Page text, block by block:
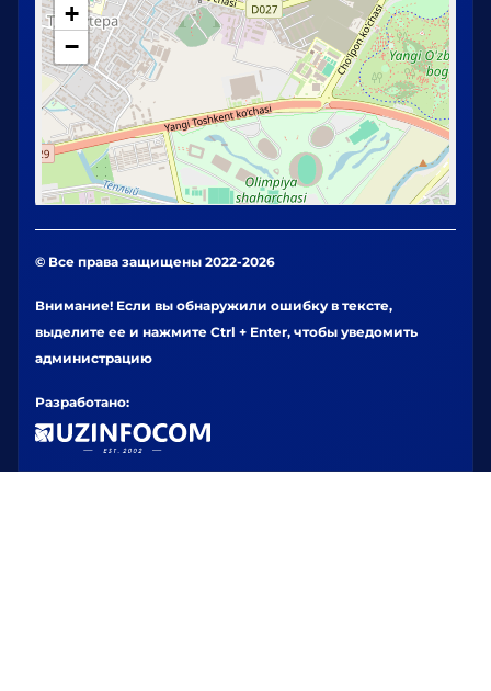
+
−
© Все права защищены 2022-2026
Внимание! Если вы обнаружили ошибку в тексте,
выделите ее и нажмите Ctrl + Enter, чтобы уведомить
администрацию
Разработано: